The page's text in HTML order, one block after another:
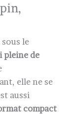
le
pleine de
elle ne se
aussi
compact